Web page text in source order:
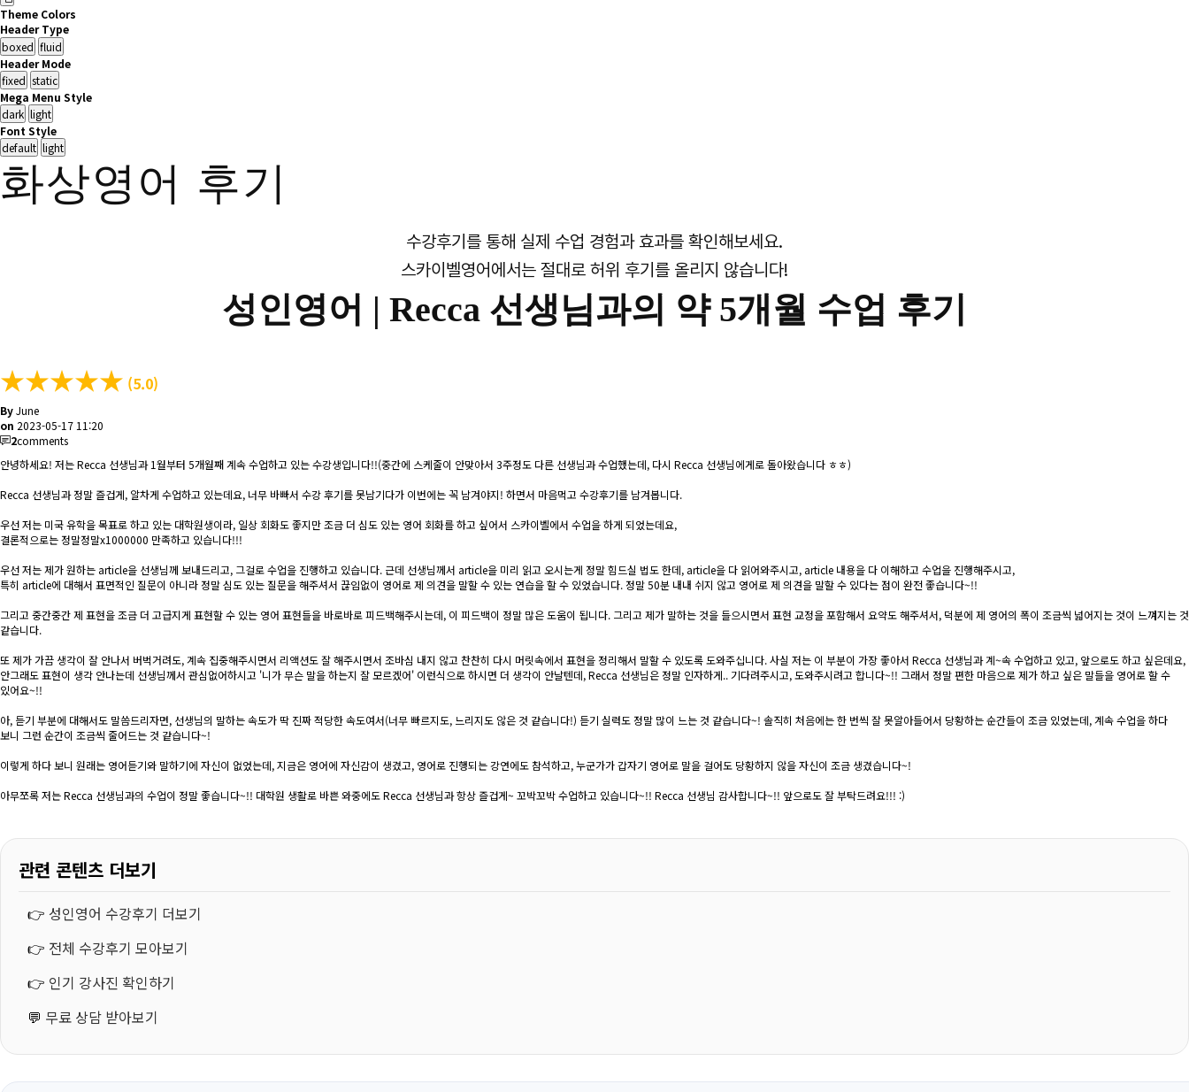
Theme Colors
Header Type
Header Mode
Mega Menu Style
Font Style
화상영어 후기
수강후기를 통해 실제 수업 경험과 효과를 확인해보세요.
스카이벨영어에서는 절대로 허위 후기를 올리지 않습니다!
성인영어 | Recca 선생님과의 약 5개월 수업 후기
★★★★★ (5.0)
ByJune
on 2023-05-17 11:20
2comments
안녕하세요! 저는 Recca 선생님과 1월부터 5개월째 계속 수업하고 있는 수강생입니다!!(중간에 스케줄이 안맞아서 3주정도 다른 선생님과 수업했는데, 다시 Recca 선생님에게로 돌아왔습니다 ㅎㅎ)
Recca 선생님과 정말 즐겁게, 알차게 수업하고 있는데요, 너무 바빠서 수강 후기를 못남기다가 이번에는 꼭 남겨야지! 하면서 마음먹고 수강후기를 남겨봅니다.
우선 저는 미국 유학을 목표로 하고 있는 대학원생이라, 일상 회화도 좋지만 조금 더 심도 있는 영어 회화를 하고 싶어서 스카이벨에서 수업을 하게 되었는데요,
결론적으로는 정말정말x1000000 만족하고 있습니다!!!
우선 저는 제가 원하는 article을 선생님께 보내드리고, 그걸로 수업을 진행하고 있습니다. 근데 선생님께서 article을 미리 읽고 오시는게 정말 힘드실 법도 한데, article을 다 읽어와주시고, article 내용을 다 이해하고 수업을 진행해주시고,
특히 article에 대해서 표면적인 질문이 아니라 정말 심도 있는 질문을 해주셔서 끊임없이 영어로 제 의견을 말할 수 있는 연습을 할 수 있었습니다. 정말 50분 내내 쉬지 않고 영어로 제 의견을 말할 수 있다는 점이 완전 좋습니다~!!
그리고 중간중간 제 표현을 조금 더 고급지게 표현할 수 있는 영어 표현들을 바로바로 피드백해주시는데, 이 피드백이 정말 많은 도움이 됩니다. 그리고 제가 말하는 것을 들으시면서 표현 교정을 포함해서 요약도 해주셔서, 덕분에 제 영어의 폭이 조금씩 넓어지는 것이 느껴지는 것
같습니다.
또 제가 가끔 생각이 잘 안나서 버벅거려도, 계속 집중해주시면서 리액션도 잘 해주시면서 조바심 내지 않고 찬찬히 다시 머릿속에서 표현을 정리해서 말할 수 있도록 도와주십니다. 사실 저는 이 부분이 가장 좋아서 Recca 선생님과 계~속 수업하고 있고, 앞으로도 하고 싶은데요,
안그래도 표현이 생각 안나는데 선생님께서 관심없어하시고 '니가 무슨 말을 하는지 잘 모르겠어' 이런식으로 하시면 더 생각이 안날텐데, Recca 선생님은 정말 인자하게.. 기다려주시고, 도와주시려고 합니다~!! 그래서 정말 편한 마음으로 제가 하고 싶은 말들을 영어로 할 수
있어요~!!
아, 듣기 부분에 대해서도 말씀드리자면, 선생님의 말하는 속도가 딱 진짜 적당한 속도여서(너무 빠르지도, 느리지도 않은 것 같습니다!) 듣기 실력도 정말 많이 느는 것 같습니다~! 솔직히 처음에는 한 번씩 잘 못알아들어서 당황하는 순간들이 조금 있었는데, 계속 수업을 하다
보니 그런 순간이 조금씩 줄어드는 것 같습니다~!
이렇게 하다 보니 원래는 영어듣기와 말하기에 자신이 없었는데, 지금은 영어에 자신감이 생겼고, 영어로 진행되는 강연에도 참석하고, 누군가가 갑자기 영어로 말을 걸어도 당황하지 않을 자신이 조금 생겼습니다~!
아무쪼록 저는 Recca 선생님과의 수업이 정말 좋습니다~!! 대학원 생활로 바쁜 와중에도 Recca 선생님과 항상 즐겁게~ 꼬박꼬박 수업하고 있습니다~!! Recca 선생님 감사합니다~!! 앞으로도 잘 부탁드려요!!! :)
관련 콘텐츠 더보기
👉 성인영어 수강후기 더보기
👉 전체 수강후기 모아보기
👉 인기 강사진 확인하기
💬 무료 상담 받아보기